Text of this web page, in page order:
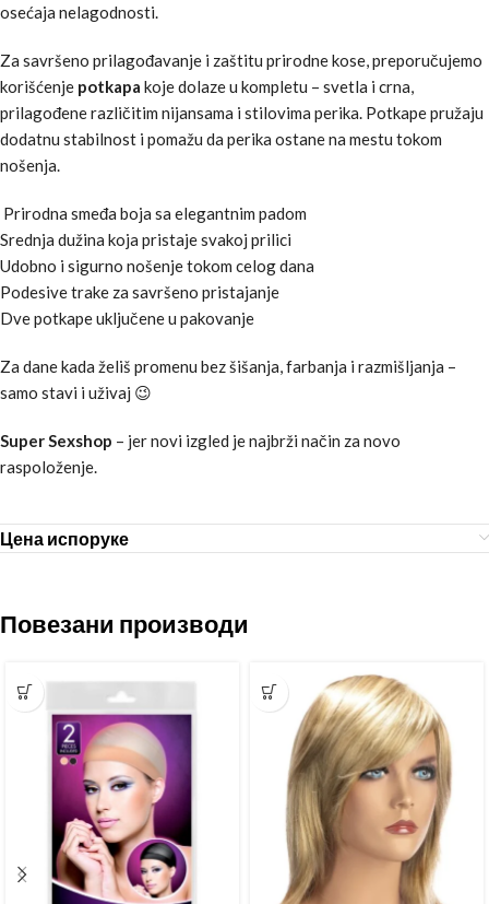
osećaja nelagodnosti.
Za savršeno prilagođavanje i zaštitu prirodne kose, preporučujemo
korišćenje potkapa koje dolaze u kompletu – svetla i crna,
prilagođene različitim nijansama i stilovima perika. Potkape pružaju
dodatnu stabilnost i pomažu da perika ostane na mestu tokom
nošenja.
Prirodna smeđa boja sa elegantnim padom
Srednja dužina koja pristaje svakoj prilici
Udobno i sigurno nošenje tokom celog dana
Podesive trake za savršeno pristajanje
Dve potkape uključene u pakovanje
Za dane kada želiš promenu bez šišanja, farbanja i razmišljanja –
samo stavi i uživaj 😉
Super Sexshop – jer novi izgled je najbrži način za novo
raspoloženje.
Цена испоруке
Повезани производи